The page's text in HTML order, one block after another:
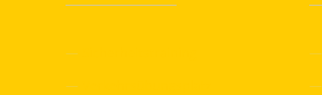
—
—
—
—